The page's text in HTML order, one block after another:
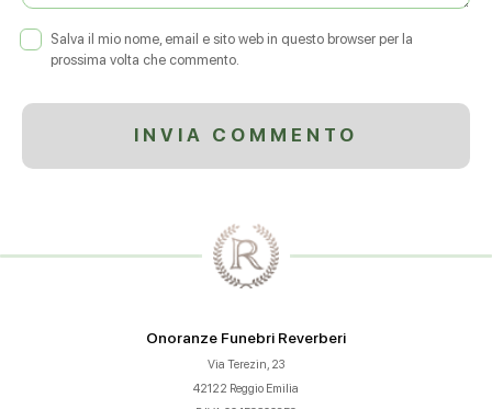
Salva il mio nome, email e sito web in questo browser per la
prossima volta che commento.
Onoranze Funebri Reverberi
Via Terezin, 23
42122 Reggio Emilia